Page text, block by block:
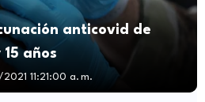
anticovid de
años
11:21:00 a. m.